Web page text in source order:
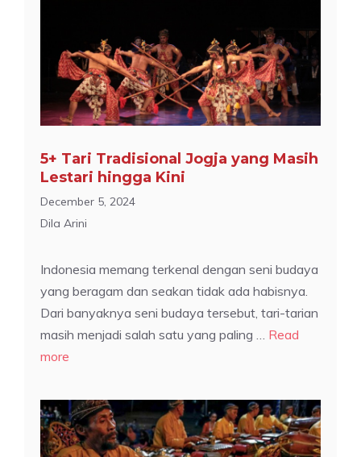
5+ Tari Tradisional Jogja yang Masih
Lestari hingga Kini
December 5, 2024
Dila Arini
Indonesia memang terkenal dengan seni budaya
yang beragam dan seakan tidak ada habisnya.
Dari banyaknya seni budaya tersebut, tari-tarian
masih menjadi salah satu yang paling … Read
more